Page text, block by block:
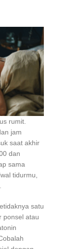
rumit.
jam
saat akhir
dan
sama
tidurmu,
satu
ponsel atau